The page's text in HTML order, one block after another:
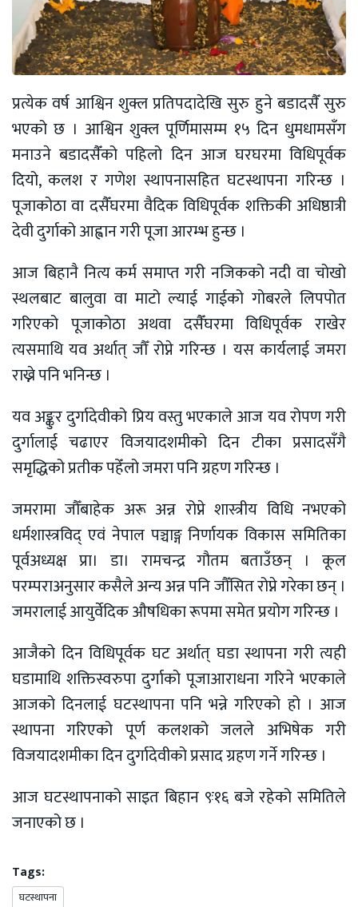
प्रत्येक वर्ष आश्विन शुक्ल प्रतिपदादेखि सुरु हुने बडादसैँ सुरु
भएको छ । आश्विन शुक्ल पूर्णिमासम्म १५ दिन धुमधामसँग
मनाउने बडादसैँको पहिलो दिन आज घरघरमा विधिपूर्वक
दियो, कलश र गणेश स्थापनासहित घटस्थापना गरिन्छ ।
पूजाकोठा वा दसैँघरमा वैदिक विधिपूर्वक शक्तिकी अधिष्ठात्री
देवी दुर्गाको आह्वान गरी पूजा आरम्भ हुन्छ ।
आज बिहानै नित्य कर्म समाप्त गरी नजिकको नदी वा चोखो
स्थलबाट बालुवा वा माटो ल्याई गाईको गोबरले लिपपोत
गरिएको पूजाकोठा अथवा दसैँघरमा विधिपूर्वक राखेर
त्यसमाथि यव अर्थात् जौँ रोप्ने गरिन्छ । यस कार्यलाई जमरा
राख्ने पनि भनिन्छ ।
यव अङ्कुर दुर्गादेवीको प्रिय वस्तु भएकाले आज यव रोपण गरी
दुर्गालाई चढाएर विजयादशमीको दिन टीका प्रसादसँगै
समृद्धिको प्रतीक पहेँलो जमरा पनि ग्रहण गरिन्छ ।
जमरामा जौँबाहेक अरू अन्न रोप्ने शास्त्रीय विधि नभएको
धर्मशास्त्रविद् एवं नेपाल पञ्चाङ्ग निर्णायक विकास समितिका
पूर्वअध्यक्ष प्रा। डा। रामचन्द्र गौतम बताउँछन् । कूल
परम्पराअनुसार कसैले अन्य अन्न पनि जौँसित रोप्ने गरेका छन् ।
जमरालाई आयुर्वेदिक औषधिका रूपमा समेत प्रयोग गरिन्छ ।
आजैको दिन विधिपूर्वक घट अर्थात् घडा स्थापना गरी त्यही
घडामाथि शक्तिस्वरुपा दुर्गाको पूजाआराधना गरिने भएकाले
आजको दिनलाई घटस्थापना पनि भन्ने गरिएको हो । आज
स्थापना गरिएको पूर्ण कलशको जलले अभिषेक गरी
विजयादशमीका दिन दुर्गादेवीको प्रसाद ग्रहण गर्ने गरिन्छ ।
आज घटस्थापनाको साइत बिहान ९ः१६ बजे रहेको समितिले
जनाएको छ ।
Tags:
घटस्थापना